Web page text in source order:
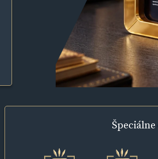
Špeciálne